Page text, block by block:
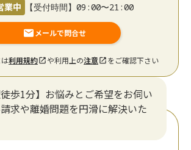
業中 【受付時間】09:00〜21:00
メールで問合せ
利用規約 や利用上の注意 をご確認下さい
徒歩1分】お悩みとご希望をお伺い
求や離婚問題を円滑に解決いた